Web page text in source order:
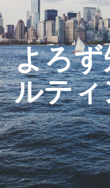
よろ
ルテ
生成AIを活
生成AIとの「壁打ち